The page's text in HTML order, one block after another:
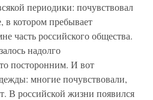
периодики: почувствовал
в котором пребывает
часть российского общества.
надолго
посторонним. И вот
многие почувствовали,
В российской жизни появился